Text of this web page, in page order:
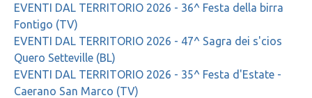
EVENTI DAL TERRITORIO 2026 - 36^ Festa della birra
Fontigo (TV)
EVENTI DAL TERRITORIO 2026 - 47^ Sagra dei s'cios
Quero Setteville (BL)
EVENTI DAL TERRITORIO 2026 - 35^ Festa d'Estate -
Caerano San Marco (TV)